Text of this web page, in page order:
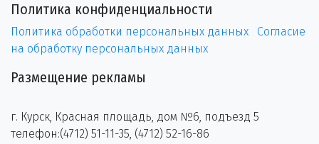
Политика конфиденциальности
Политика обработки персональных данных
Согласие
на обработку персональных данных
Размещение рекламы
г. Курск, Красная площадь, дом №6, подъезд 5
телефон:(4712) 51-11-35, (4712) 52-16-86